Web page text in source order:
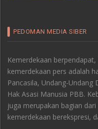
PEDOMAN MEDIA SIBER
Kemerdekaan
kemerdekaan pers adalah
Pancasila, Undang-Undang
Hak Asasi Manusia PBB.
juga merupakan bagian
kemerdekaan berekspresi,